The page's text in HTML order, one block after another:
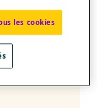
les cookies